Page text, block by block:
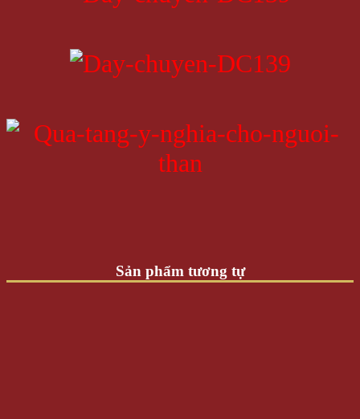
Sản phẩm tương tự